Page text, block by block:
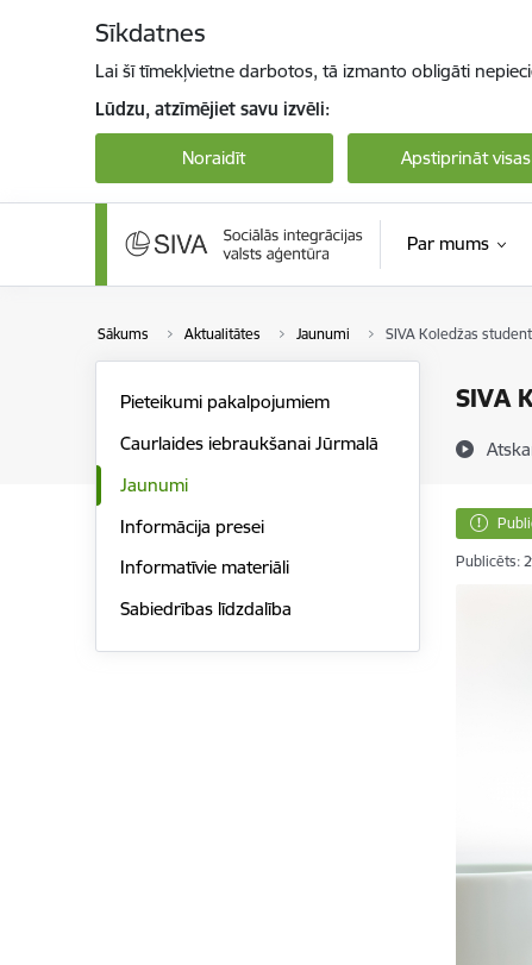
Sīkdatnes
Lai šī tīmekļvietne darbotos, tā izmanto obligāti
Lūdzu, atzīmējiet savu izvēli:
Noraidīt Apstiprināt visas
Par mums
Sākums Aktualitātes Jaunumi SIVA Koledžas
SIVA
Pieteikumi pakalpojumiem
Caurlaides iebraukšanai Jūrmalā
Jaunumi
Informācija presei
Informatīvie materiāli
Sabiedrības līdzdalība
Publicēts: